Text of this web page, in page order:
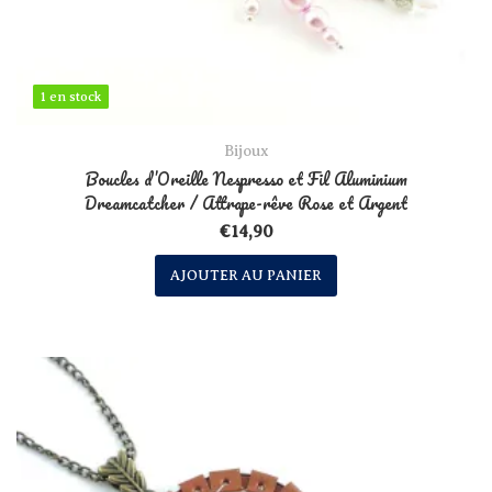
1 en stock
1 en stock
Bijoux
Boucles d’Oreille Nespresso et Fil Aluminium
Dreamcatcher / Attrape-rêve Rose et Argent
€14,90
AJOUTER AU PANIER